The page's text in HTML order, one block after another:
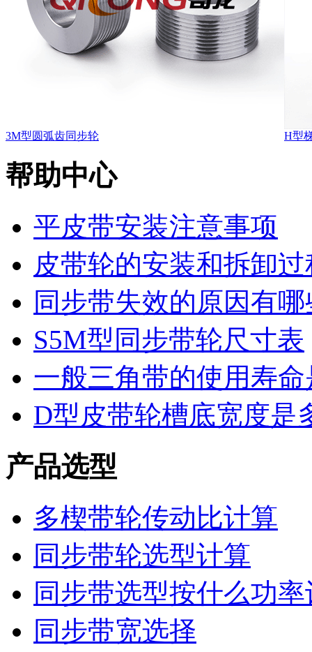
3M型圆弧齿同步轮 H型
帮助中心
平皮带安装注意事项
皮带轮的安装和拆卸过
同步带失效的原因有哪
S5M型同步带轮尺寸表
一般三角带的使用寿命
D型皮带轮槽底宽度是
产品选型
多楔带轮传动比计算
同步带轮选型计算
同步带选型按什么功率
同步带宽选择